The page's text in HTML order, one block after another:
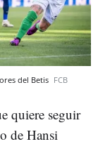
del Betis FCB
quiere seguir
de Hansi